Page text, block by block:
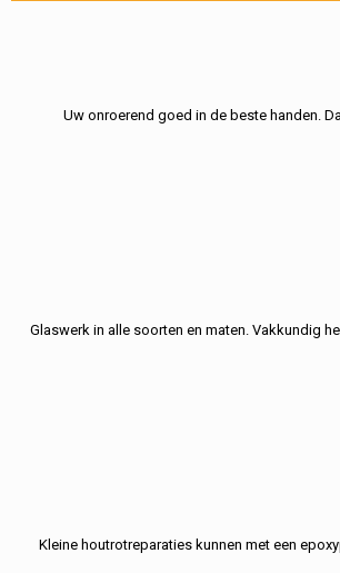
Uw onroerend goed in de beste handen.
Glaswerk in alle soorten en maten. Vakkundig
Kleine houtrotreparaties kunnen met een